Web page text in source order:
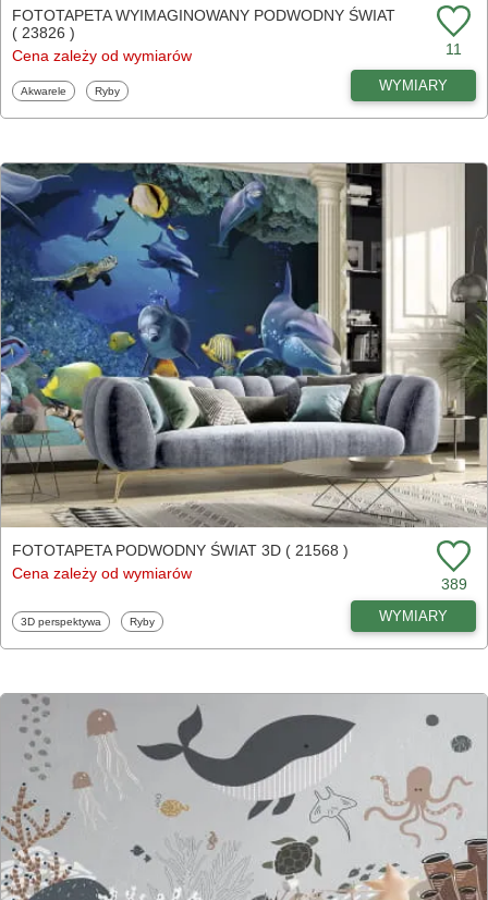
FOTOTAPETA WYIMAGINOWANY PODWODNY ŚWIAT
( 23826 )
Cena zależy od wymiarów
11
Fototapety
Akwarele Fototapety
Ryby WYMIARY
FOTOTAPETA PODWODNY ŚWIAT 3D ( 21568 )
Cena zależy od wymiarów
389
Fototapety
3D perspektywa Fototapety
Ryby WYMIARY